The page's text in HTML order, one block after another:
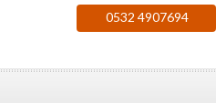
0532 4907694